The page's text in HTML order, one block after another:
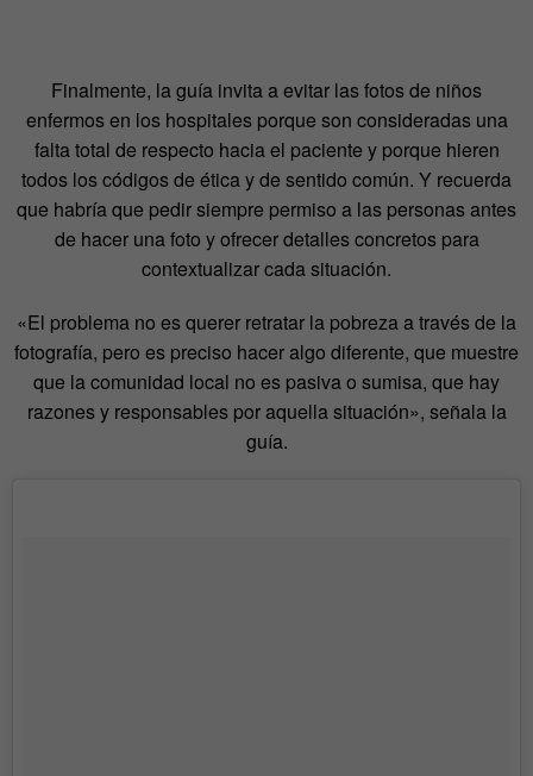
Finalmente, la guía invita a evitar las fotos de niños
enfermos en los hospitales porque son consideradas una
falta total de respecto hacia el paciente y porque hieren
todos los códigos de ética y de sentido común. Y recuerda
que habría que pedir siempre permiso a las personas antes
de hacer una foto y ofrecer detalles concretos para
contextualizar cada situación.
«El problema no es querer retratar la pobreza a través de la
fotografía, pero es preciso hacer algo diferente, que muestre
que la comunidad local no es pasiva o sumisa, que hay
razones y responsables por aquella situación», señala la
guía.